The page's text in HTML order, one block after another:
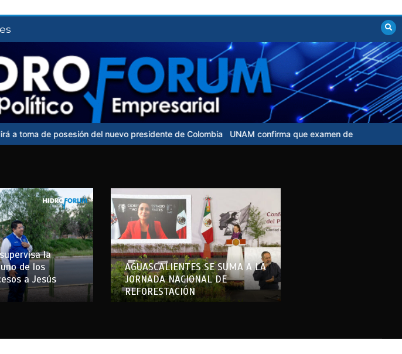
nuevo presidente de Colombia UNAM confirma que examen de control para aspirantes no tendrá
la
de los
a Jesús
AGUASCALIENTES SE SUMA A LA
JORNADA NACIONAL DE
REFORESTACIÓN